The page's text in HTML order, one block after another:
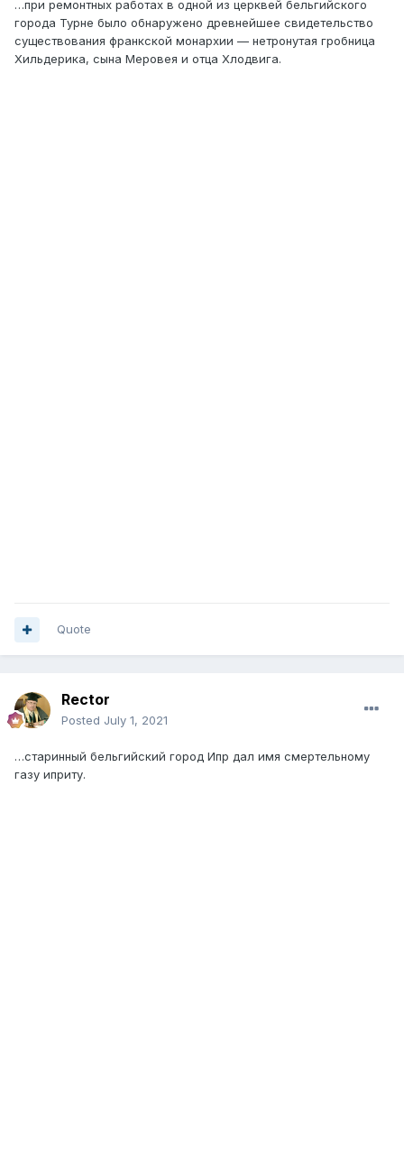
…при ремонтных работах в одной из церквей бельгийского
города Турне было обнаружено древнейшее свидетельство
существования франкской монархии — нетронутая гробница
Хильдерика, сына Меровея и отца Хлодвига.
Quote
Rector
Posted July 1, 2021
…старинный бельгийский город Ипр дал имя смертельному
газу иприту.